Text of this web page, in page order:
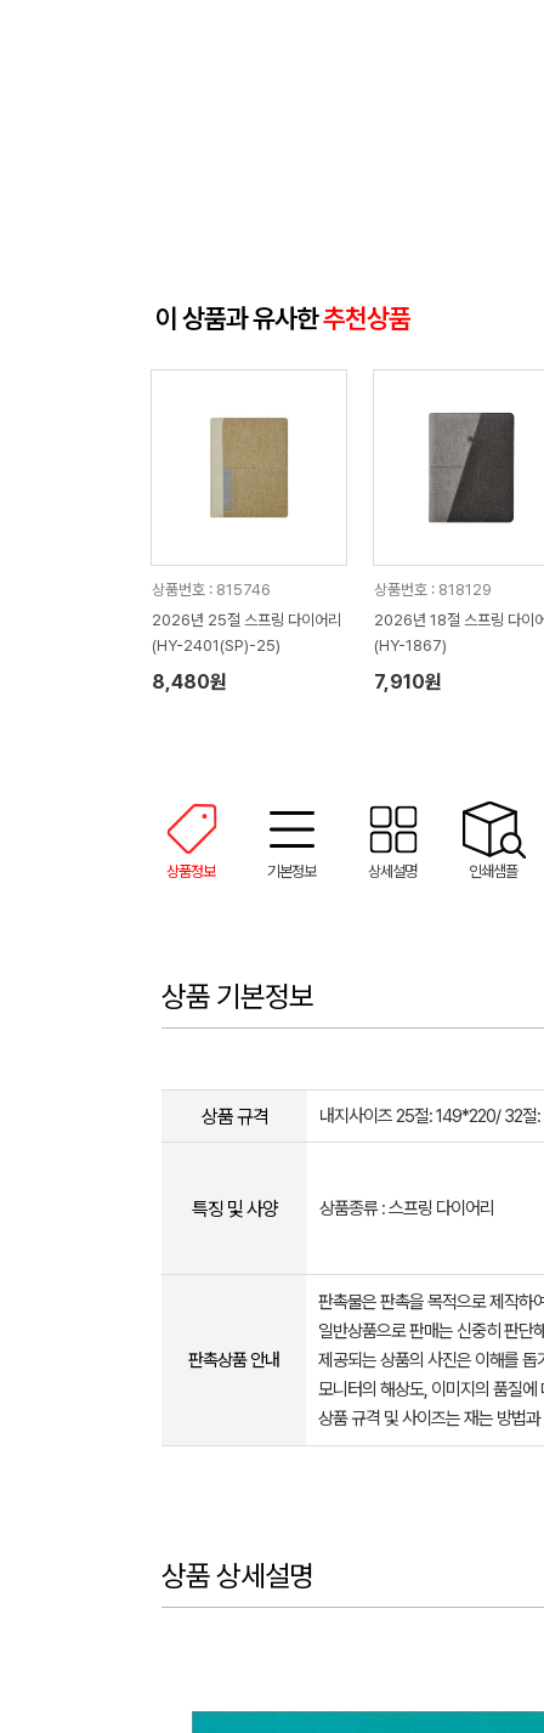
이 상품과 유사한추천상품
상품번호 : 815746
2026년 25절 스프링 다이어리
(HY-2401(SP)-25)
8,480원
상품번호 : 818129
2026년 18절 스프링 다이
(HY-1867)
7,910원
상품정보 기본정보 상세설명 인쇄샘플
상품 기본정보
상품 규격 내지사이즈 25절: 149*220/ 32절
특징 및 사양 상품종류 : 스프링 다이어리
판촉상품 안내
판촉물은 판촉을 목적으로 제작하
일반상품으로 판매는 신중히 판단
제공되는 상품의 사진은 이해를
모니터의 해상도, 이미지의 품질
상품 규격 및 사이즈는 재는 방법
상품 상세설명